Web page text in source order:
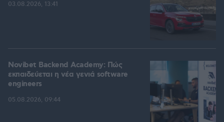
03.08.2026, 13:41
Novibet Backend Academy: Πώς
εκπαιδεύεται η νέα γενιά software
engineers
05.08.2026, 09:44